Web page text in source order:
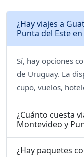
¿Hay viajes a
Punta del Este en
Sí, hay opciones
de Uruguay. La
cupo, vuelos,
¿Cuánto cuesta
Montevideo y
¿Hay paquetes